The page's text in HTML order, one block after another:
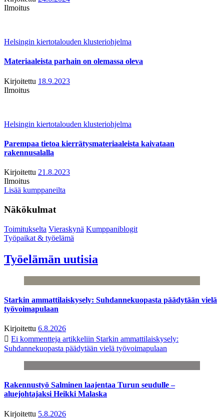
Ilmoitus
Helsingin kiertotalouden klusteriohjelma
Materiaaleista parhain on olemassa oleva
Kirjoitettu 18.9.2023
Ilmoitus
Helsingin kiertotalouden klusteriohjelma
Parempaa tietoa kierrätysmateriaaleista kaivataan
rakennusalalla
Kirjoitettu 21.8.2023
Ilmoitus
Lisää kumppaneilta
Näkökulmat
Toimitukselta Vieraskynä Kumppaniblogit
Työpaikat & työelämä
Työelämän uutisia
Starkin ammattilaiskysely: Suhdannekuopasta päädytään vielä
työvoimapulaan
Kirjoitettu 6.8.2026
Ei kommentteja artikkeliin Starkin ammattilaiskysely:
Suhdannekuopasta päädytään vielä työvoimapulaan
Rakennustyö Salminen laajentaa Turun seudulle –
aluejohtajaksi Heikki Malaska
Kirjoitettu 5.8.2026